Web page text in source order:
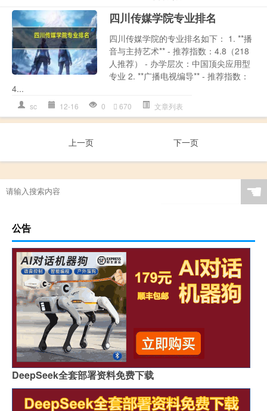
四川传媒学院专业排名
四川传媒学院的专业排名如下： 1. **播
音与主持艺术** - 推荐指数：4.8（218
人推荐） - 办学层次：中国顶尖应用型
专业 2. **广播电视编导** - 推荐指数：
4...
sc 12-16 0 670 文章列表
上一页 下一页
☚
公告
DeepSeek全套部署资料免费下载